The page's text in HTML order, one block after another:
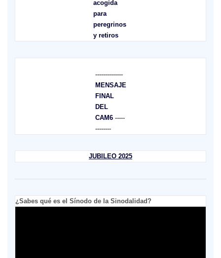
acogida
para
peregrinos
y retiros
--------------
MENSAJE
FINAL
DEL
CAM6-----
--------
JUBILEO 2025
¿Sabes qué es el Sínodo de la Sinodalidad?